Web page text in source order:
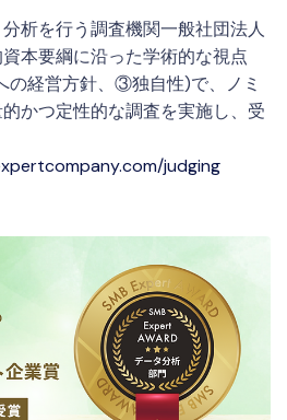
析を行う調査機関一般社団法人
本要綱に沿った学術的な視点
経営方針、③独自性)で、ノミ
かつ定性的な調査を実施し、受
judging